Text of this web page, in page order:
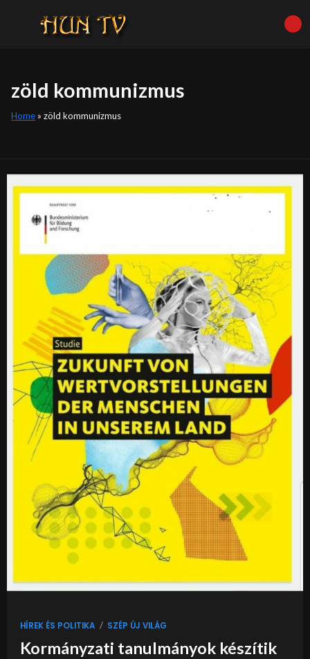
zöld kommunizmus
Home »zöld kommunizmus
HÍREK ÉS POLITIKA / SZÉP ÚJ VILÁG
Kormányzati tanulmányok készítik